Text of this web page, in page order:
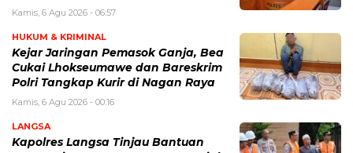
Kamis, 6 Agu 2026 - 06:57
HUKUM & KRIMINAL
Kejar Jaringan Pemasok Ganja, Bea
Cukai Lhokseumawe dan Bareskrim
Polri Tangkap Kurir di Nagan Raya
Kamis, 6 Agu 2026 - 00:16
LANGSA
Kapolres Langsa Tinjau Bantuan